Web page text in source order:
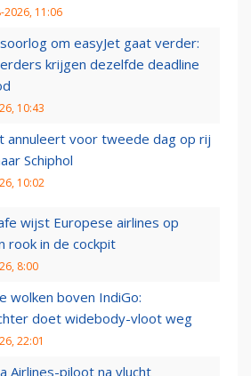
2026, 11:06
om easyJet gaat verder:
krijgen dezelfde deadline
10:43
annuleert voor tweede dag op rij
Schiphol
10:02
wijst Europese airlines op
rook in de cockpit
8:00
wolken boven IndiGo:
doet widebody-vloot weg
22:01
Airlines-piloot na vlucht